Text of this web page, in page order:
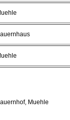
Muehle